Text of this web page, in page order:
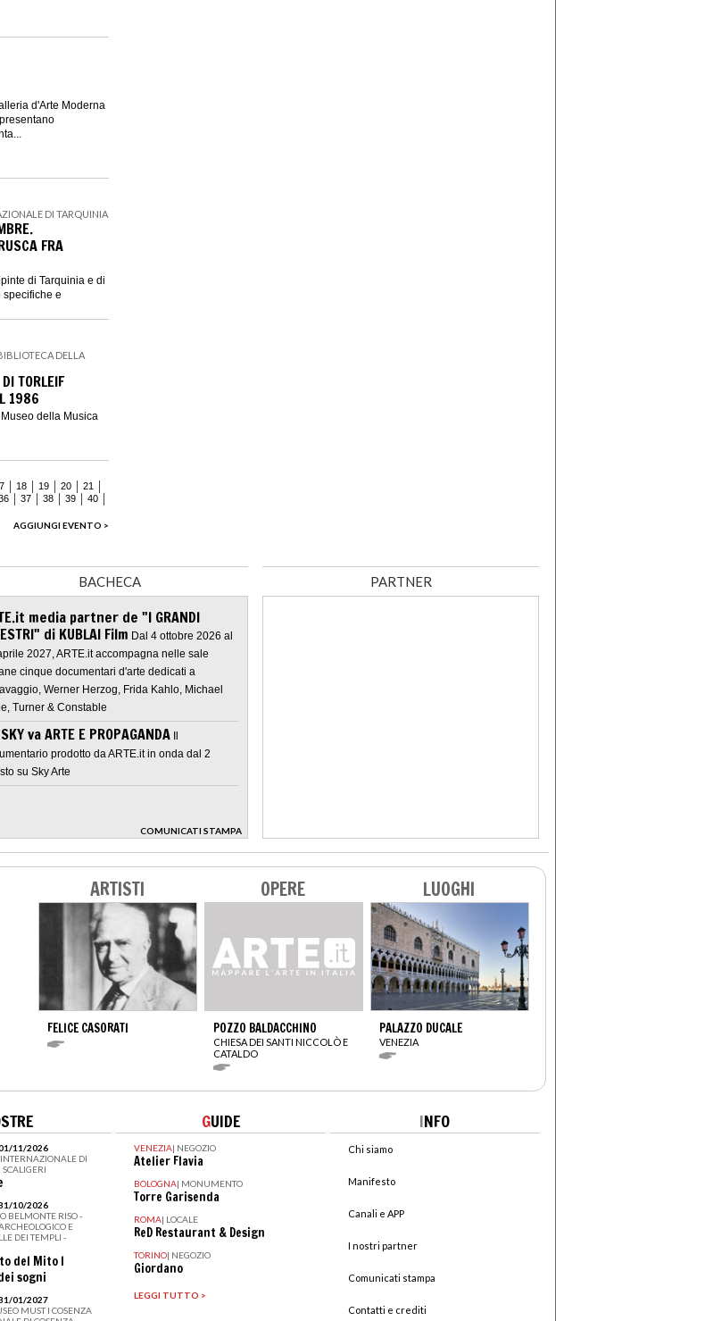
d'Arte Moderna
DI TARQUINIA
FRA
di Tarquinia e di
specifiche e
DELLA
TORLEIF
1986
della Musica
18 19 20
21
37 38 39
40
AGGIUNGI EVENTO >
BACHECA
media partner de "I GRANDI
di KUBLAI Film Dal 4 ottobre 2026 al
2027, ARTE.it accompagna nelle sale
cinque documentari d'arte dedicati a
Werner Herzog, Frida Kahlo, Michael
Turner & Constable
va ARTE E PROPAGANDA Il
prodotto da ARTE.it in onda dal 2
su Sky Arte
COMUNICATI STAMPA
>
PARTNER
ARTISTI
FELICE CASORATI
OPERE
POZZO BALDACCHINO
CHIESA DEI SANTI NICCOLÒ E
CATALDO
LUOGHI
PALAZZO DUCALE
VENEZIA
11/2026
INTERNAZIONALE DI
10/2026
BELMONTE RISO -
E
DEI TEMPLI -
del Mito I
sogni
01/2027
MUST I COSENZA
GUIDE
VENEZIA| NEGOZIO
Atelier Flavia
BOLOGNA| MONUMENTO
Torre Garisenda
ROMA| LOCALE
ReD Restaurant & Design
TORINO| NEGOZIO
Giordano
LEGGI TUTTO >
INFO
Chi siamo
Manifesto
Canali e APP
I nostri partner
Comunicati stampa
Contatti e crediti